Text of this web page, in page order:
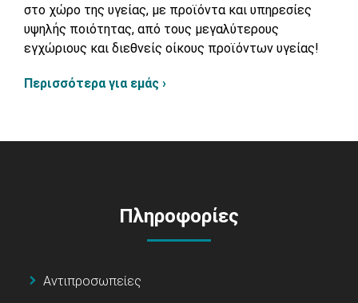
στο χώρο της υγείας, με προϊόντα και υπηρεσίες
υψηλής ποιότητας, από τους μεγαλύτερους
εγχώριους και διεθνείς οίκους προϊόντων υγείας!
Περισσότερα για εμάς ›
Πληροφορίες
Αντιπροσωπείες